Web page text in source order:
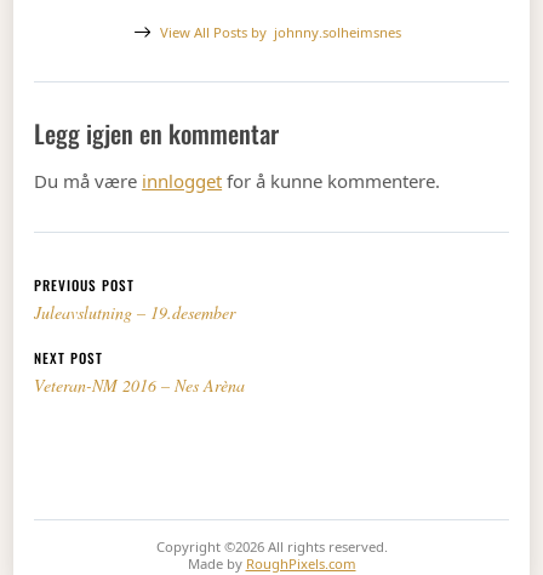
View All Posts by johnny.solheimsnes
Legg igjen en kommentar
Du må være innlogget for å kunne kommentere.
Innleggsnavigasjon
PREVIOUS POST
Juleavslutning – 19.desember
NEXT POST
Veteran-NM 2016 – Nes Arèna
Copyright ©2026 All rights reserved.
Made by RoughPixels.com